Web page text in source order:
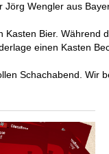
Jörg Wengler aus
Kasten Bier. Während
einen Kasten
Schachabend. Wir